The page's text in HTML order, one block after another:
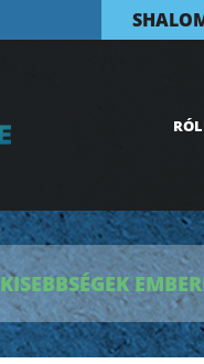
KISEBBSÉGEK